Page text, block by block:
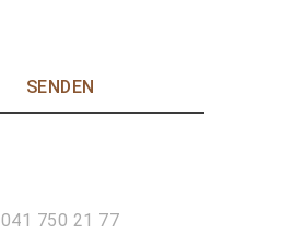
041 750 21 77